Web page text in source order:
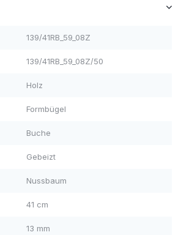
139/41RB_59_08Z
139/41RB_59_08Z/50
Holz
Formbügel
Buche
Gebeizt
Nussbaum
41 cm
13 mm